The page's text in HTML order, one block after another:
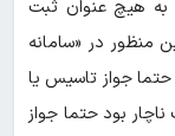
به هیچ عنوان ثبت
منظور در «سامانه
جواز تاسیس یا
ناچار بود حتما جواز